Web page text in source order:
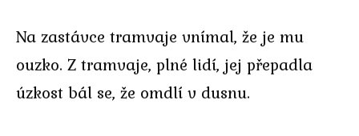
Na zastávce tramvaje vnímal, že je mu
ouzko. Z tramvaje, plné lidí, jej přepadla
úzkost bál se, že omdlí v dusnu.